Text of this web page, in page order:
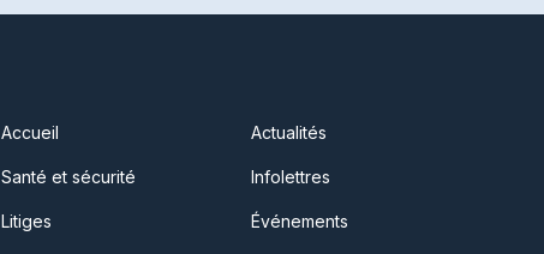
Accueil
Santé et sécurité
Litiges
Actualités
Infolettres
Événements